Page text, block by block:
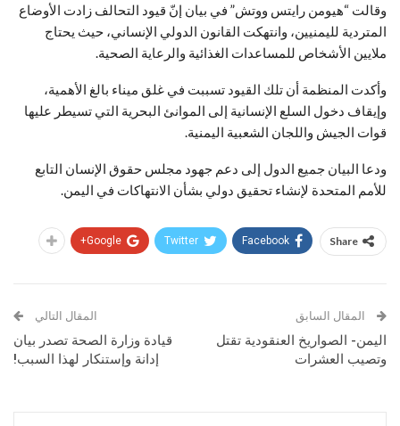
وقالت “هيومن رايتس ووتش” في بيان إنّ قيود التحالف زادت الأوضاع
المتردية لليمنيين، وانتهكت القانون الدولي الإنساني، حيث يحتاج
ملايين الأشخاص للمساعدات الغذائية والرعاية الصحية.
وأكدت المنظمة أن تلك القيود تسببت في غلق ميناء بالغ الأهمية،
وإيقاف دخول السلع الإنسانية إلى الموانئ البحرية التي تسيطر عليها
قوات الجيش واللجان الشعبية اليمنية.
ودعا البيان جميع الدول إلى دعم جهود مجلس حقوق الإنسان التابع
للأمم المتحدة لإنشاء تحقيق دولي بشأن الانتهاكات في اليمن.
Share
Facebook
Twitter
Google+
المقال السابق
اليمن- الصواريخ العنقودية تقتل
وتصيب العشرات
المقال التالي
قيادة وزارة الصحة تصدر بيان
إدانة وإستنكار لهذا السبب!